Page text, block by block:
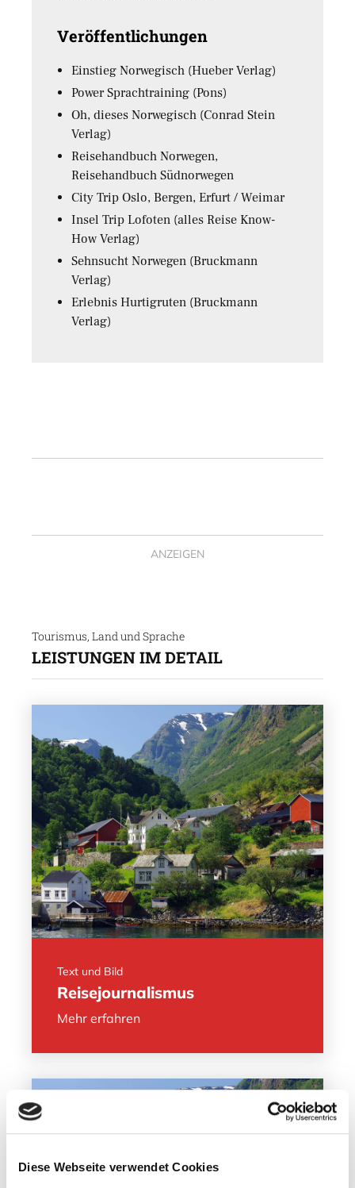
Diese Webseite verwendet Cookies
Veröffentlichungen
Einstieg Norwegisch (Hueber Verlag)
Power Sprachtraining (Pons)
Oh, dieses Norwegisch (Conrad Stein
Verlag)
Reisehandbuch Norwegen,
Reisehandbuch Südnorwegen
City Trip Oslo, Bergen, Erfurt / Weimar
Insel Trip Lofoten (alles Reise Know-
How Verlag)
Sehnsucht Norwegen (Bruckmann
Verlag)
Erlebnis Hurtigruten (Bruckmann
Verlag)
ANZEIGEN
Tourismus, Land und Sprache
LEISTUNGEN IM DETAIL
Text und Bild
Reisejournalismus
Mehr erfahren